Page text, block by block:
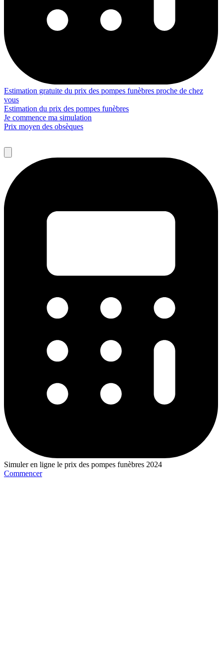
Estimation gratuite du prix des pompes funèbres proche de chez
vous
Estimation du prix des pompes funèbres
Je commence ma simulation
Prix moyen des obsèques
Simuler en ligne le prix des pompes funèbres 2024
Commencer